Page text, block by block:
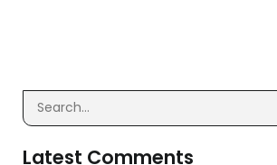
Latest Comments